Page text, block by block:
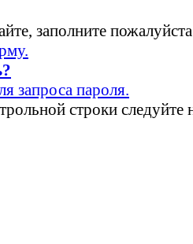
заполните пожалуйста
запроса пароля.
строки следуйте